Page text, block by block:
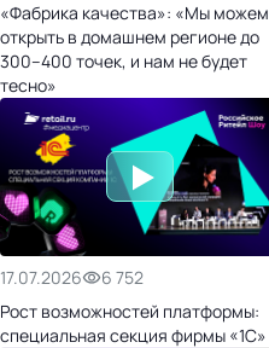
«Фабрика качества»: «Мы можем
открыть в домашнем регионе до
300–400 точек, и нам не будет
тесно»
17.07.2026
6 752
Рост возможностей платформы:
специальная секция фирмы «1С»